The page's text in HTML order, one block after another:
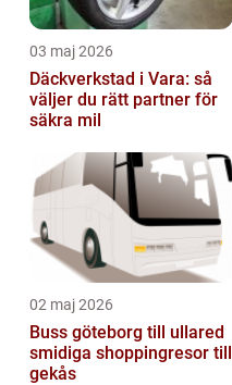
03 maj 2026
Däckverkstad i Vara: så
väljer du rätt partner för
säkra mil
02 maj 2026
Buss göteborg till ullared
smidiga shoppingresor till
gekås